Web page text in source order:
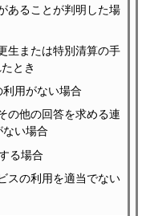
あることが判明した場
生または特別清算の手
とき
利用がない場合
の他の回答を求める連
い場合
る場合
スの利用を適当でない